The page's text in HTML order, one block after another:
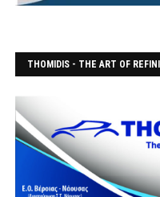
THOMIDIS - THE ART OF